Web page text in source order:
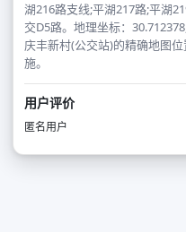
湖216路支线;平湖217路;平湖
交D5路。地理坐标：
庆丰新村(公交站)的精确地图
施。
用户评价
匿名用户